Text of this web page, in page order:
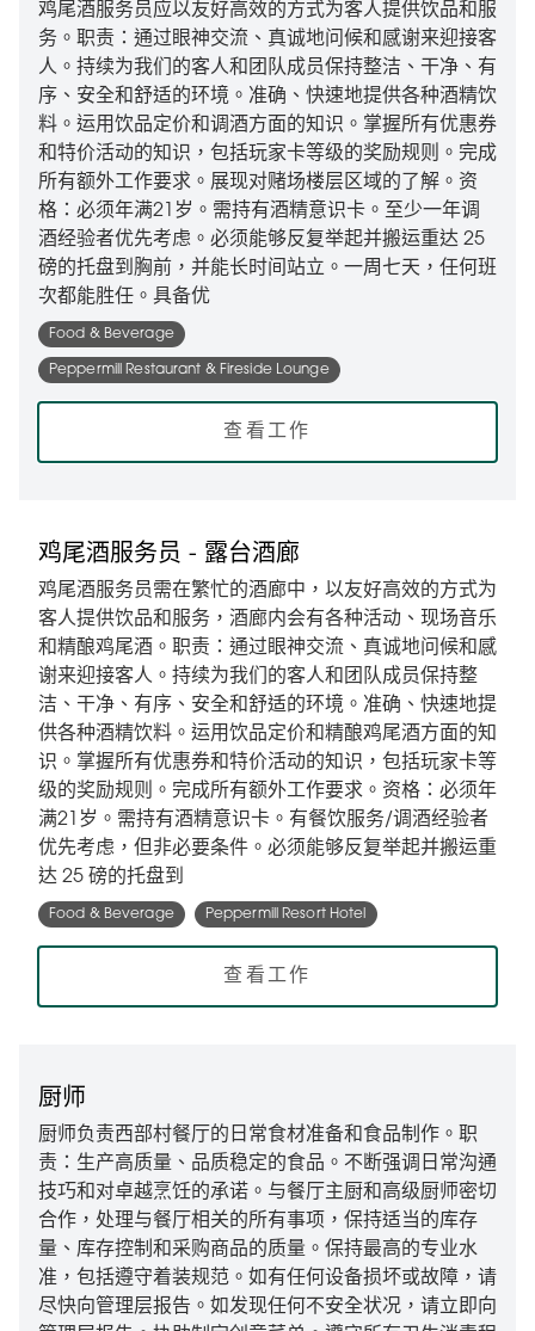
鸡尾酒服务员应以友好高效的方式为客人提供饮品和服
务。职责：通过眼神交流、真诚地问候和感谢来迎接客
人。持续为我们的客人和团队成员保持整洁、干净、有
序、安全和舒适的环境。准确、快速地提供各种酒精饮
料。运用饮品定价和调酒方面的知识。掌握所有优惠券
和特价活动的知识，包括玩家卡等级的奖励规则。完成
所有额外工作要求。展现对赌场楼层区域的了解。资
格：必须年满21岁。需持有酒精意识卡。至少一年调
酒经验者优先考虑。必须能够反复举起并搬运重达 25
磅的托盘到胸前，并能长时间站立。一周七天，任何班
次都能胜任。具备优
Food & Beverage
Peppermill Restaurant & Fireside Lounge
查看工作
鸡尾酒服务员 - 露台酒廊
鸡尾酒服务员需在繁忙的酒廊中，以友好高效的方式为
客人提供饮品和服务，酒廊内会有各种活动、现场音乐
和精酿鸡尾酒。职责：通过眼神交流、真诚地问候和感
谢来迎接客人。持续为我们的客人和团队成员保持整
洁、干净、有序、安全和舒适的环境。准确、快速地提
供各种酒精饮料。运用饮品定价和精酿鸡尾酒方面的知
识。掌握所有优惠券和特价活动的知识，包括玩家卡等
级的奖励规则。完成所有额外工作要求。资格：必须年
满21岁。需持有酒精意识卡。有餐饮服务/调酒经验者
优先考虑，但非必要条件。必须能够反复举起并搬运重
达 25 磅的托盘到
Food & Beverage Peppermill Resort Hotel
查看工作
厨师
厨师负责西部村餐厅的日常食材准备和食品制作。职
责：生产高质量、品质稳定的食品。不断强调日常沟通
技巧和对卓越烹饪的承诺。与餐厅主厨和高级厨师密切
合作，处理与餐厅相关的所有事项，保持适当的库存
量、库存控制和采购商品的质量。保持最高的专业水
准，包括遵守着装规范。如有任何设备损坏或故障，请
尽快向管理层报告。如发现任何不安全状况，请立即向